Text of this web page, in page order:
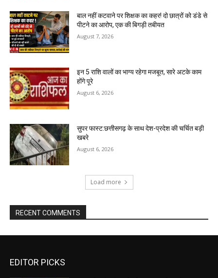
बाल नहीं कटवाने पर शिक्षक का कहर! दो छात्रों को डंडे से
पीटने का आरोप, एक की बिगड़ी तबीयत
August 7, 2026
इन 5 राशि वालों का भाग्य रहेगा मजबूत, सारे अटके काम
होंगे पूरे
August 6, 2026
सुपर फास्ट:छत्तीसगढ़ के साथ देश-प्रदेश की चर्चित बड़ी
खबरे
August 6, 2026
Load more
RECENT COMMENTS
EDITOR PICKS